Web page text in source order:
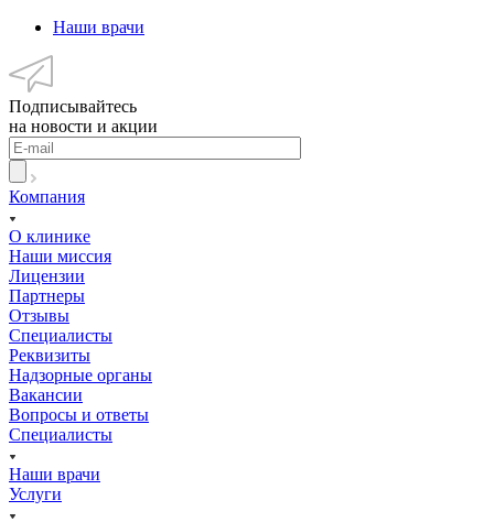
Наши врачи
Подписывайтесь
на новости и акции
Компания
О клинике
Наши миссия
Лицензии
Партнеры
Отзывы
Специалисты
Реквизиты
Надзорные органы
Вакансии
Вопросы и ответы
Специалисты
Наши врачи
Услуги